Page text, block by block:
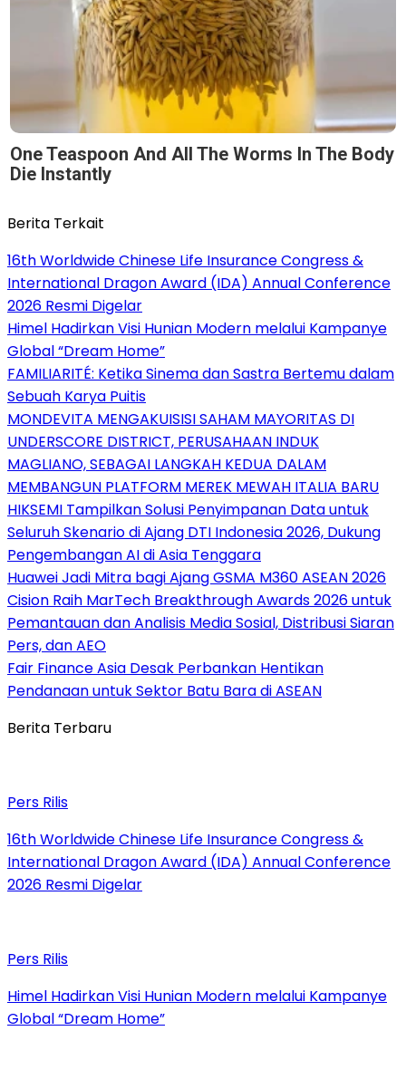
One Teaspoon And All The Worms In The Body
Die Instantly
Berita Terkait
16th Worldwide Chinese Life Insurance Congress &
International Dragon Award (IDA) Annual Conference
2026 Resmi Digelar
Himel Hadirkan Visi Hunian Modern melalui Kampanye
Global “Dream Home”
FAMILIARITÉ: Ketika Sinema dan Sastra Bertemu dalam
Sebuah Karya Puitis
MONDEVITA MENGAKUISISI SAHAM MAYORITAS DI
UNDERSCORE DISTRICT, PERUSAHAAN INDUK
MAGLIANO, SEBAGAI LANGKAH KEDUA DALAM
MEMBANGUN PLATFORM MEREK MEWAH ITALIA BARU
HIKSEMI Tampilkan Solusi Penyimpanan Data untuk
Seluruh Skenario di Ajang DTI Indonesia 2026, Dukung
Pengembangan AI di Asia Tenggara
Huawei Jadi Mitra bagi Ajang GSMA M360 ASEAN 2026
Cision Raih MarTech Breakthrough Awards 2026 untuk
Pemantauan dan Analisis Media Sosial, Distribusi Siaran
Pers, dan AEO
Fair Finance Asia Desak Perbankan Hentikan
Pendanaan untuk Sektor Batu Bara di ASEAN
Berita Terbaru
Pers Rilis
16th Worldwide Chinese Life Insurance Congress &
International Dragon Award (IDA) Annual Conference
2026 Resmi Digelar
Pers Rilis
Himel Hadirkan Visi Hunian Modern melalui Kampanye
Global “Dream Home”